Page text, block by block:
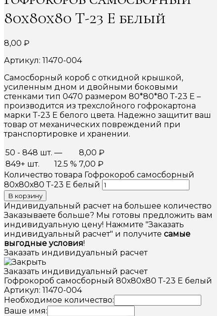
80х80х80 Т-23 Е белый
8,00 ₽
Артикул: 11470-004
Самосборный короб с откидной крышкой,
усиленным дном и двойными боковыми
стенками тип 0470 размером 80*80*80 Т-23 Е –
производится из трехслойного гофрокартона
марки Т-23 Е белого цвета. Надежно защитит ваш
товар от механических повреждений при
транспортировке и хранении.
50 - 848 шт. — 8,00 ₽
849+ шт.
12.5 % 7,00 ₽
Количество товара Гофрокороб самосборный
80х80х80 Т-23 Е белый
В корзину
Индивидуальный расчет на большее количество
Заказываете больше? Мы готовы предложить вам
индивидуальную цену! Нажмите "Заказать
индивидуальный расчет" и получите самые
выгодные условия!
Заказать индивидуальный расчет
Заказать индивидуальный расчет
Гофрокороб самосборный 80х80х80 Т-23 Е белый
Артикул: 11470-004
Необходимое количество:
Ваше имя: